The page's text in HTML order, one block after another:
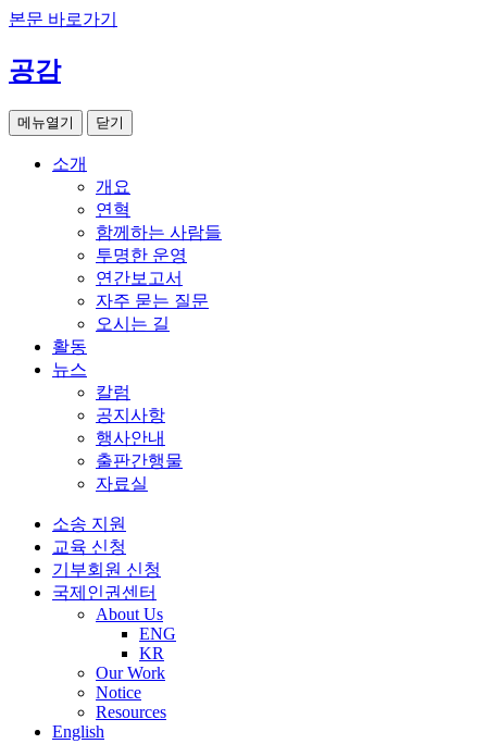
본문 바로가기
공감
메뉴열기 닫기
소개
개요
연혁
함께하는 사람들
투명한 운영
연간보고서
자주 묻는 질문
오시는 길
활동
뉴스
칼럼
공지사항
행사안내
출판간행물
자료실
소송 지원
교육 신청
기부회원 신청
국제인권센터
About Us
ENG
KR
Our Work
Notice
Resources
English